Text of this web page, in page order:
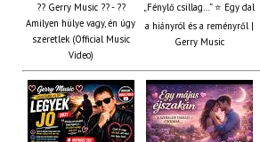
?? Gerry Music ?? - ??
Amilyen hülye vagy, én úgy
szeretlek (Official Music
Video)
„Fénylő csillag…” ⭐ Egy dal
a hiányról és a reményről |
Gerry Music